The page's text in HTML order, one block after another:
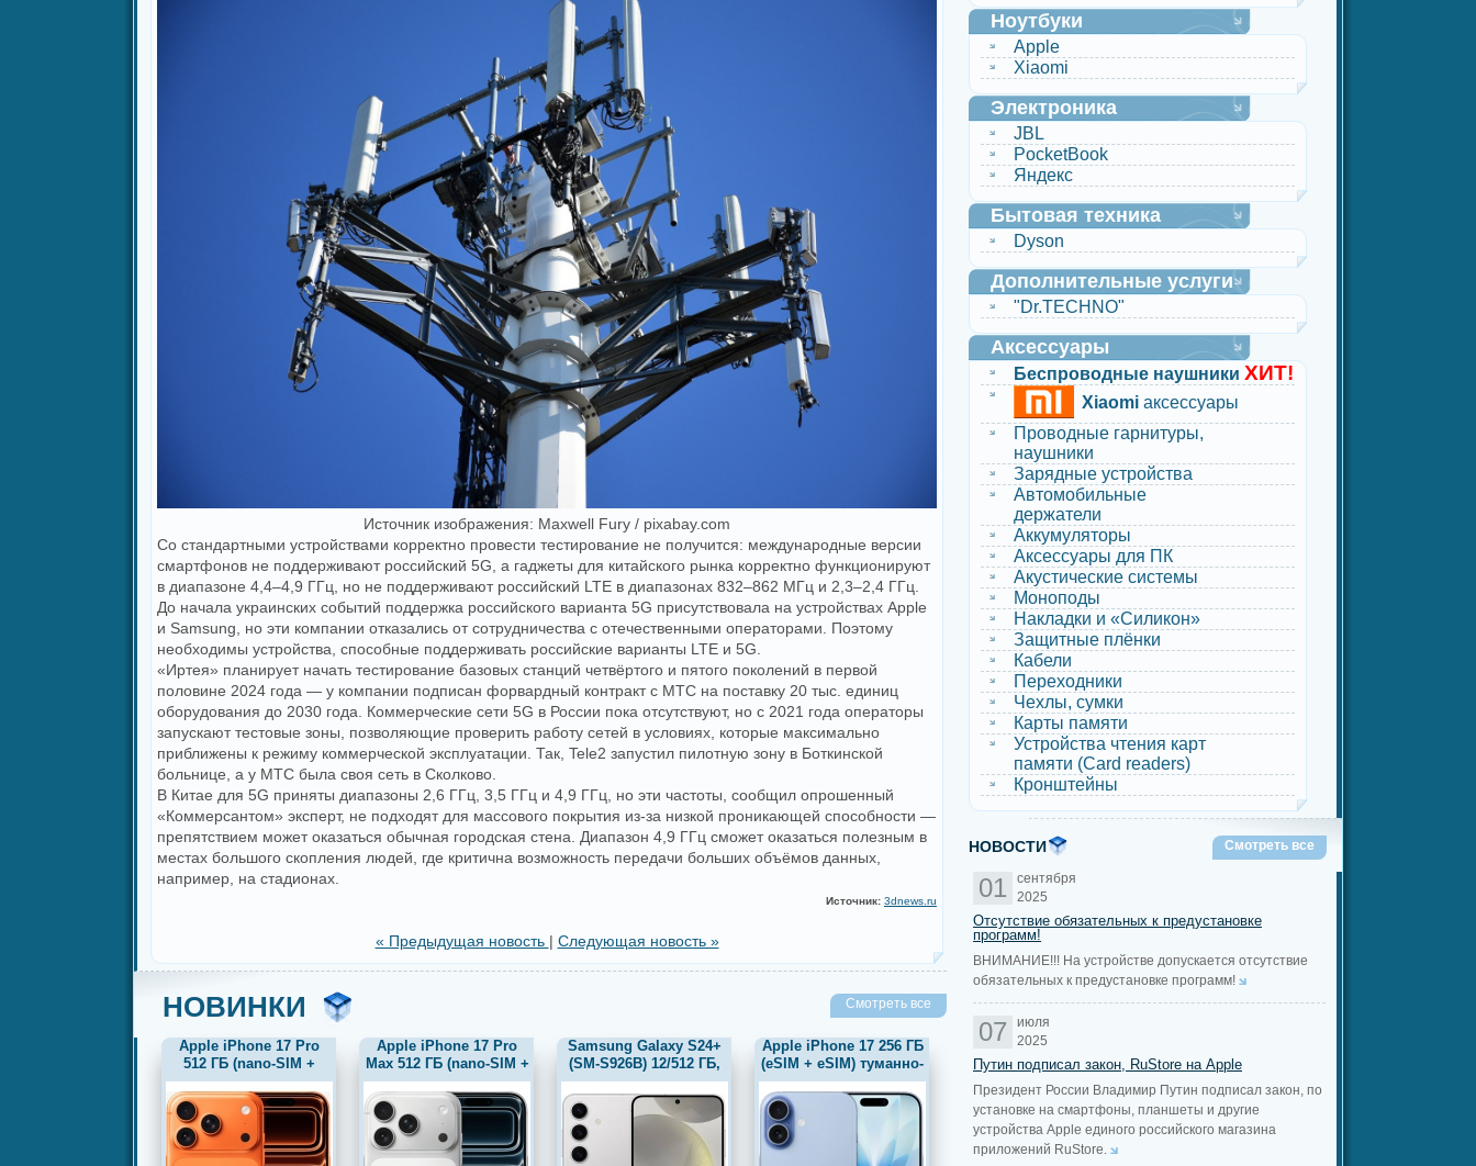
Источник изображения: Maxwell Fury / pixabay.com
Со стандартными устройствами корректно провести тестирование не получится: международные версии
смартфонов не поддерживают российский 5G, а гаджеты для китайского рынка корректно функционируют
в диапазоне 4,4–4,9 ГГц, но не поддерживают российский LTE в диапазонах 832–862 МГц и 2,3–2,4 ГГц.
До начала украинских событий поддержка российского варианта 5G присутствовала на устройствах Apple
и Samsung, но эти компании отказались от сотрудничества с отечественными операторами. Поэтому
необходимы устройства, способные поддерживать российские варианты LTE и 5G.
«Иртея» планирует начать тестирование базовых станций четвёртого и пятого поколений в первой
половине 2024 года — у компании подписан форвардный контракт с МТС на поставку 20 тыс. единиц
оборудования до 2030 года. Коммерческие сети 5G в России пока отсутствуют, но с 2021 года операторы
запускают тестовые зоны, позволяющие проверить работу сетей в условиях, которые максимально
приближены к режиму коммерческой эксплуатации. Так, Tele2 запустил пилотную зону в Боткинской
больнице, а у МТС была своя сеть в Сколково.
В Китае для 5G приняты диапазоны 2,6 ГГц, 3,5 ГГц и 4,9 ГГц, но эти частоты, сообщил опрошенный
«Коммерсантом» эксперт, не подходят для массового покрытия из-за низкой проникающей способности —
препятствием может оказаться обычная городская стена. Диапазон 4,9 ГГц сможет оказаться полезным в
местах большого скопления людей, где критична возможность передачи больших объёмов данных,
например, на стадионах.
Источник: 3dnews.ru
« Предыдущая новость | Следующая новость »
НОВИНКИ Смотреть все
Apple iPhone 17 Pro
512 ГБ (nano-SIM +
eSIM) оранжевый,
новый, предактив, без
комплекта
Apple iPhone 17 Pro
Max 512 ГБ (nano-SIM +
eSIM) серебристый
Samsung Galaxy S24+
(SM-S926B) 12/512 ГБ,
серый
Apple iPhone 17 256 ГБ
(eSIM + eSIM) туманно-
голубой
Ноутбуки
Apple
Xiaomi
Электроника
JBL
PocketBook
Яндекс
Бытовая техника
Dyson
Дополнительные услуги
"Dr.TECHNO"
Аксессуары
Беспроводные наушники ХИТ!
Xiaomi аксессуары
Проводные гарнитуры,
наушники
Зарядные устройства
Автомобильные
держатели
Аккумуляторы
Аксессуары для ПК
Акустические системы
Моноподы
Накладки и «Силикон»
Защитные плёнки
Кабели
Переходники
Чехлы, сумки
Карты памяти
Устройства чтения карт
памяти (Card readers)
Кронштейны
НОВОСТИ Смотреть все
01
сентября
2025
Отсутствие обязательных к предустановке
программ!
ВНИМАНИЕ!!! На устройстве допускается отсутствие
обязательных к предустановке программ!
07
июля
2025
Путин подписал закон, RuStore на Apple
Президент России Владимир Путин подписал закон, по
установке на смартфоны, планшеты и другие
устройства Apple единого российского магазина
приложений RuStore.